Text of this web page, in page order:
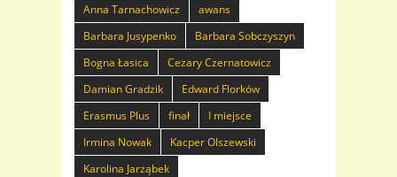
Anna Tarnachowicz
awans
Barbara Jusypenko
Barbara Sobczyszyn
Bogna Łasica
Cezary Czernatowicz
Damian Gradzik
Edward Florków
Erasmus Plus
finał
I miejsce
Irmina Nowak
Kacper Olszewski
Karolina Jarząbek